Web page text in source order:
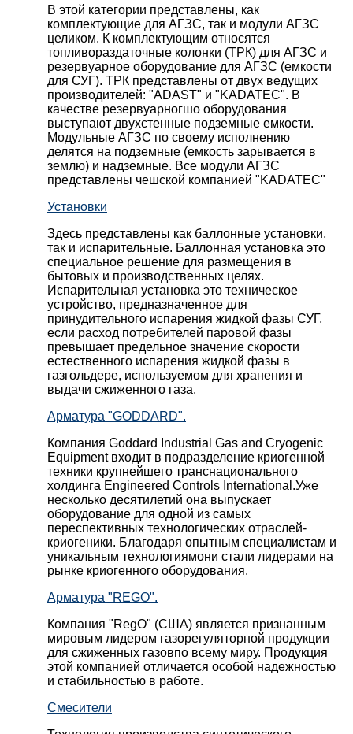
В этой категории представлены, как
комплектующие для АГЗС, так и модули АГЗС
целиком. К комплектующим относятся
топливораздаточные колонки (ТРК) для АГЗС и
резервуарное оборудование для АГЗС (емкости
для СУГ). ТРК представлены от двух ведущих
производителей: "ADAST" и "KADATEC". В
качестве резервуарногшо оборудования
выступают двухстенные подземные емкости.
Модульные АГЗС по своему исполнению
делятся на подземные (емкость зарывается в
землю) и надземные. Все модули АГЗС
представлены чешской компанией "KADATEC"
Установки
Здесь представлены как баллонные установки,
так и испарительные. Баллонная установка это
специальное решение для размещения в
бытовых и производственных целях.
Испарительная установка это техническое
устройство, предназначенное для
принудительного испарения жидкой фазы СУГ,
если расход потребителей паровой фазы
превышает предельное значение скорости
естественного испарения жидкой фазы в
газгольдере, используемом для хранения и
выдачи сжиженного газа.
Арматура "GODDARD".
Компания Goddard Industrial Gas and Cryogenic
Equipment входит в подразделение криогенной
техники крупнейшего транснационального
холдинга Engineered Controls International.Уже
несколько десятилетий она выпускает
оборудование для одной из самых
переспективных технологических отраслей-
криогеники. Благодаря опытным специалистам и
уникальным технологиямони стали лидерами на
рынке криогенного оборудования.
Арматура "REGO".
Компания "RegO" (США) является признанным
мировым лидером газорегуляторной продукции
для сжиженных газовпо всему миру. Продукция
этой компанией отличается особой надежностью
и стабильностью в работе.
Смесители